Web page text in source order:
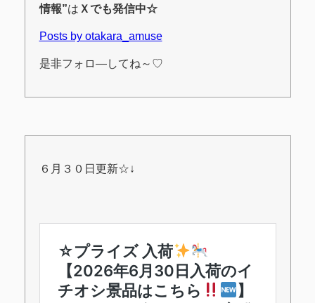
情報”は Ｘでも発信中☆
Posts by otakara_amuse
是非フォロ―してね～♡
６月３０日更新☆↓